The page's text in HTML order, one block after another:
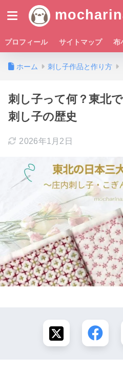
プロフィール サイトマップ 布
ホーム 刺し子作品と作り方
刺し子って何？東北
刺し子の歴史
2026年1月2日